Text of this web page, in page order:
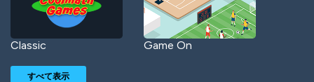
Classic Game On
すべて表示